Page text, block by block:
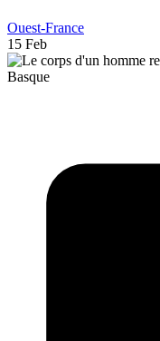
Ouest-France
15 Feb